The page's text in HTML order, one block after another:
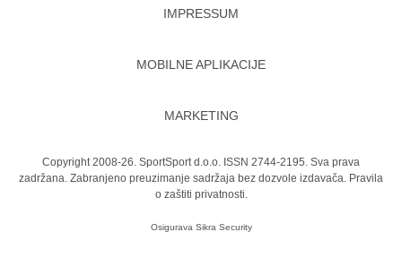
IMPRESSUM
MOBILNE APLIKACIJE
MARKETING
Copyright 2008-26. SportSport d.o.o. ISSN 2744-2195. Sva prava
zadržana. Zabranjeno preuzimanje sadržaja bez dozvole izdavača. Pravila
o zaštiti privatnosti.
Osigurava Sikra Security